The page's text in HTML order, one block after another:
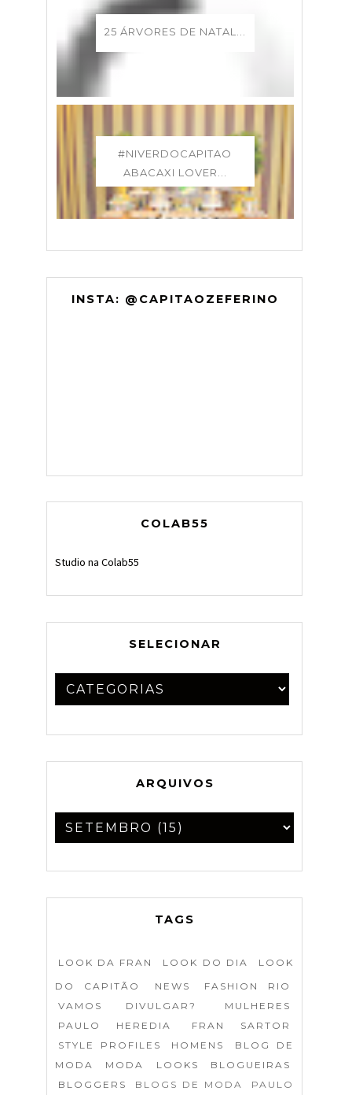
25 ÁRVORES DE NATAL...
#NIVERDOCAPITAO
ABACAXI LOVER...
INSTA: @CAPITAOZEFERINO
COLAB55
Studio na Colab55
SELECIONAR
ARQUIVOS
TAGS
LOOK DA FRAN LOOK DO DIA
LOOK
DO CAPITÃO
NEWS
FASHION RIO
VAMOS DIVULGAR?
MULHERES
PAULO HEREDIA
FRAN SARTOR
STYLE PROFILES
HOMENS
BLOG DE
MODA
MODA LOOKS
BLOGUEIRAS
BLOGGERS
BLOGS DE MODA
PAULO